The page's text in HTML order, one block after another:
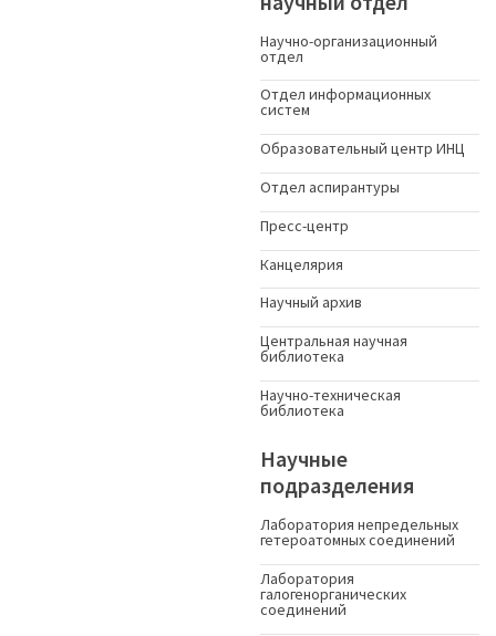
Научно-организационный
отдел
Отдел информационных
систем
Образовательный центр ИНЦ
Отдел аспирантуры
Пресс-центр
Канцелярия
Научный архив
Центральная научная
библиотека
Научно-техническая
библиотека
Научные
подразделения
Лаборатория непредельных
гетероатомных соединений
Лаборатория
галогенорганических
соединений